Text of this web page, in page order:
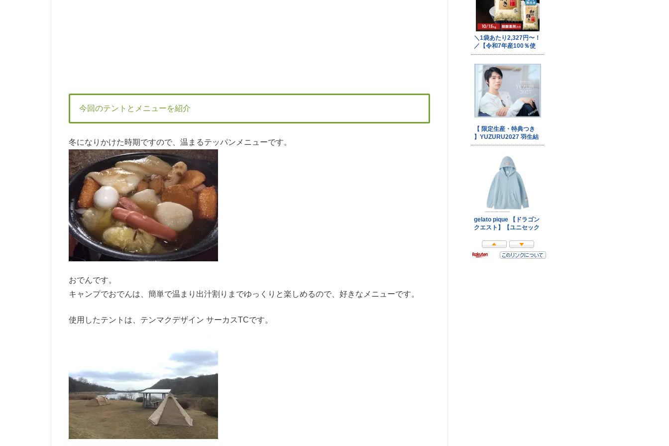
今回のテントとメニューを紹介
冬になりかけた時期ですので、温まるテッパンメニューです。
おでんです。
キャンプでおでんは、簡単で温まり出汁割りまでゆっくりと楽しめるので、好きなメニューです。
使用したテントは、テンマクデザイン サーカスTCです。